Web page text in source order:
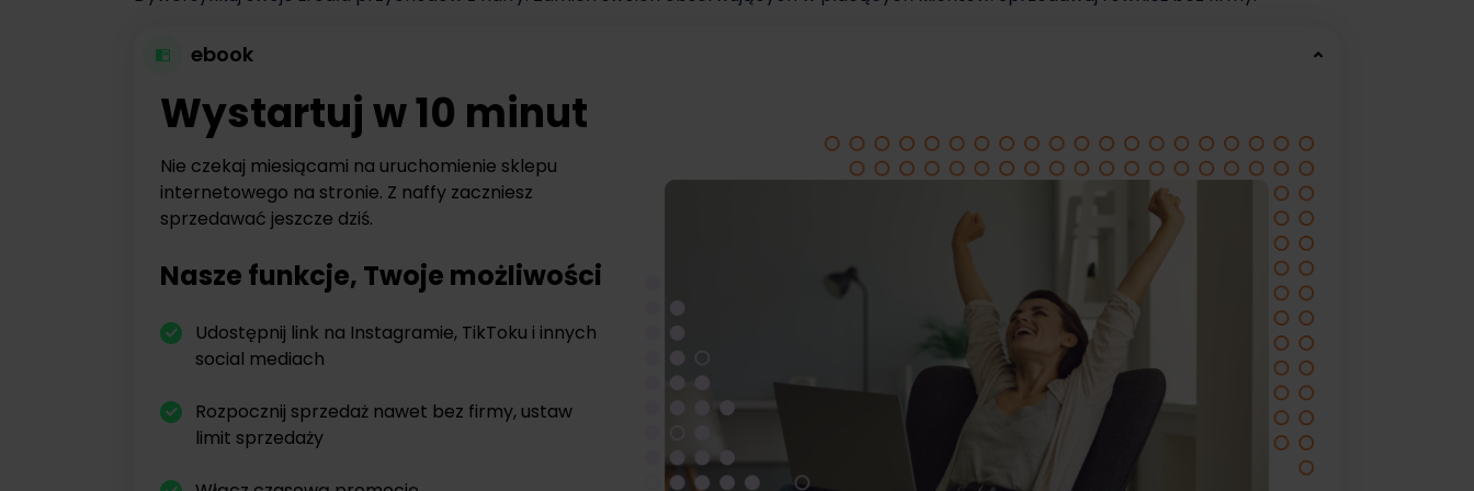
ebook
Wystartuj w 10 minut
Nie czekaj miesiącami na uruchomienie sklepu
internetowego na stronie. Z naffy zaczniesz
sprzedawać jeszcze dziś.
Nasze funkcje, Twoje możliwości
Udostępnij link na Instagramie, TikToku i innych
social mediach
Rozpocznij sprzedaż nawet bez firmy, ustaw
limit sprzedaży